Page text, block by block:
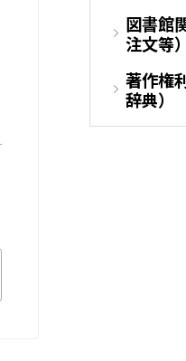
図書館
注文等）
著作権
辞典）